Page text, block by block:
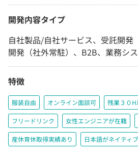
開発内容タイプ
自社製品/自社サービス、受託開発
開発（社外常駐）、B2B、業務シ
特徴
服装自由 オンライン面談可 残業３０H
フリードリンク 女性エンジニアが在籍
産休育休取得実績あり 日本語がネイティ